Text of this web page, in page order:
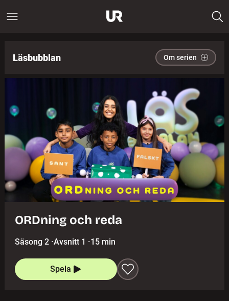
Läsbubblan Om serien
ORDning och reda
Säsong 2 ·Avsnitt 1 ·15 min
Spela